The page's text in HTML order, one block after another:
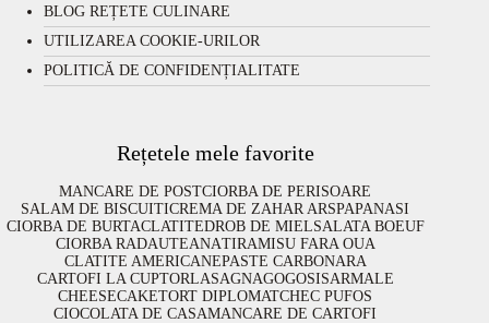
BLOG REȚETE CULINARE
UTILIZAREA COOKIE-URILOR
POLITICĂ DE CONFIDENȚIALITATE
Rețetele mele favorite
MANCARE DE POSTCIORBA DE PERISOARE
SALAM DE BISCUITICREMA DE ZAHAR ARSPAPANASI
CIORBA DE BURTACLATITEDROB DE MIELSALATA BOEUF
CIORBA RADAUTEANATIRAMISU FARA OUA
CLATITE AMERICANEPASTE CARBONARA
CARTOFI LA CUPTORLASAGNAGOGOSISARMALE
CHEESECAKETORT DIPLOMATCHEC PUFOS
CIOCOLATA DE CASAMANCARE DE CARTOFI